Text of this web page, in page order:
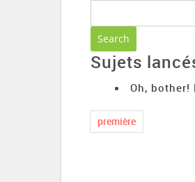
Sujets
Oh, bother!
première